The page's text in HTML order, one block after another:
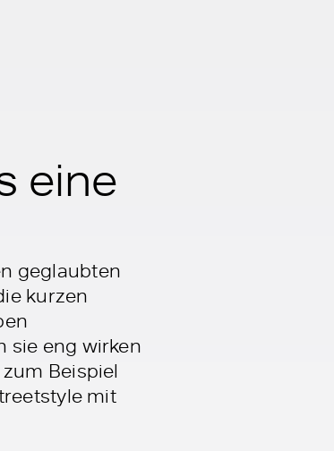
eine
geglaubten
kurzen
sie eng wirken
Beispiel
mit